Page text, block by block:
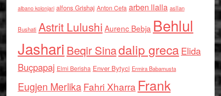
albano kolonjari alfons Grishaj Anton Cefa arben llalla asllan
Bushati Astrit Lulushi Aurenc Bebja Behlul
Jashari Beqir Sinadalip grecaElida
Buçpapaj Elmi Berisha Enver Bytyci Ermira Babamusta
Eugjen MerlikaFahri Xharra Frank